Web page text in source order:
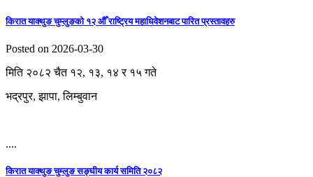
किरात याक्थुङ चुम्लुङको १२ औँ राष्ट्रिय महाधिवेशनबाट पारित प्रस्तावहरु
Posted on 2026-03-30
मिति २०८२ चैत १२, १३, १४ र १५ गते
भद्रपुर, झापा, लिम्बुवान
....
किरात याक्थुङ चुम्लुङ सङ्घीय कार्य समिति २०८२